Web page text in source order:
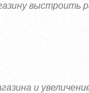
выстроить
и